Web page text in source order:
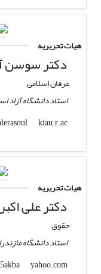
هیات تحریریه
دکتر سوسن
عرفان اسلامی
استاد دانشگاه آزاد
s_alerasoul
kiau.r.ac
هیات تحریریه
دکتر علی
حقوق
استاد دانشگاه
ali85akba
yahoo.com